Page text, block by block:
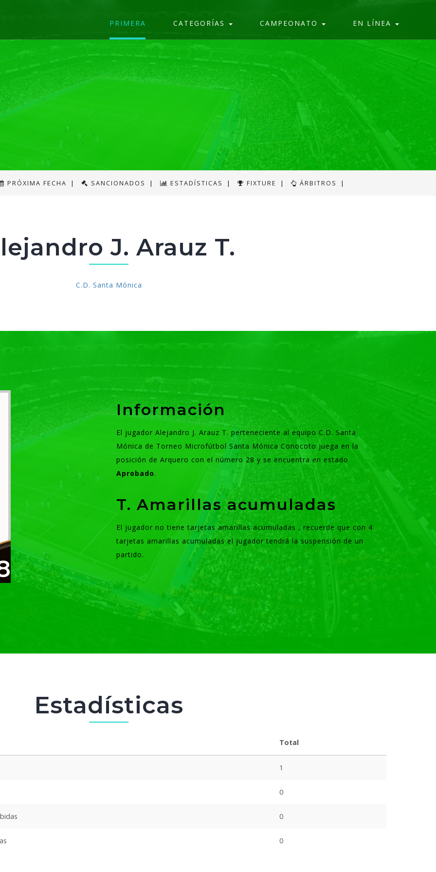
PRIMERA CATEGORÍAS CAMPEONATO EN LÍNEA
PRÓXIMA FECHA | SANCIONADOS | ESTADÍSTICAS | FIXTURE | ÁRBITROS |
J. Arauz T.
C.D. Santa Mónica
Información
El jugador Alejandro J. Arauz T. perteneciente al equipo C.D. Santa
Mónica de Torneo Microfútbol Santa Mónica Conocoto juega en la
posición de Arquero con el número 28 y se encuentra en estado
Aprobado.
T. Amarillas acumuladas
El jugador no tiene tarjetas amarillas acumuladas , recuerde que con 4
tarjetas amarillas acumuladas el jugador tendrá la suspensión de un
partido.
Estadísticas
Total
1
0
0
0